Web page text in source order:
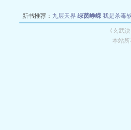
新书推荐： 九层天界 绿茵峥嵘 我是杀毒
都市全
《玄武
本站